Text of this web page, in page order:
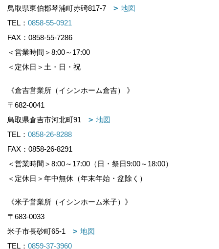
鳥取県東伯郡琴浦町赤碕817-7
地図
TEL： 0858-55-0921
FAX：0858-55-7286
＜営業時間＞8:00～17:00
＜定休日＞土・日・祝
《倉吉営業所（イシンホーム倉吉） 》
〒682-0041
鳥取県倉吉市河北町91
地図
TEL： 0858-26-8288
FAX：0858-26-8291
＜営業時間＞8:00～17:00（日・祭日9:00～18:00）
＜定休日＞年中無休（年末年始・盆除く）
《米子営業所（イシンホーム米子）》
〒683-0033
米子市長砂町65-1
地図
TEL： 0859-37-3960